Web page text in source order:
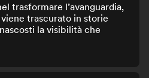
trasformare l’avanguardia,
trascurato in storie
la visibilità che